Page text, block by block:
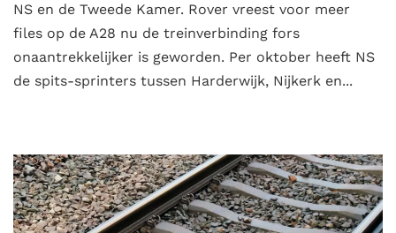
NS en de Tweede Kamer. Rover vreest voor meer
files op de A28 nu de treinverbinding fors
onaantrekkelijker is geworden. Per oktober heeft NS
de spits-sprinters tussen Harderwijk, Nijkerk en...